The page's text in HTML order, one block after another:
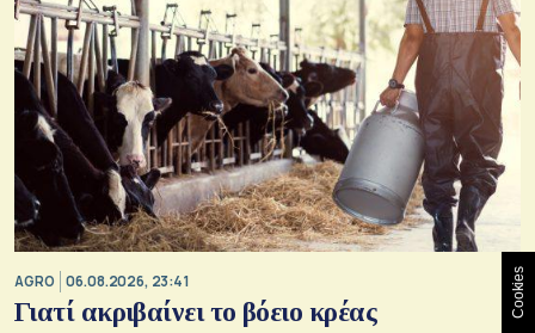
AGRO 06.08.2026, 23:41
Γιατί ακριβαίνει το βόειο κρέας Cookies